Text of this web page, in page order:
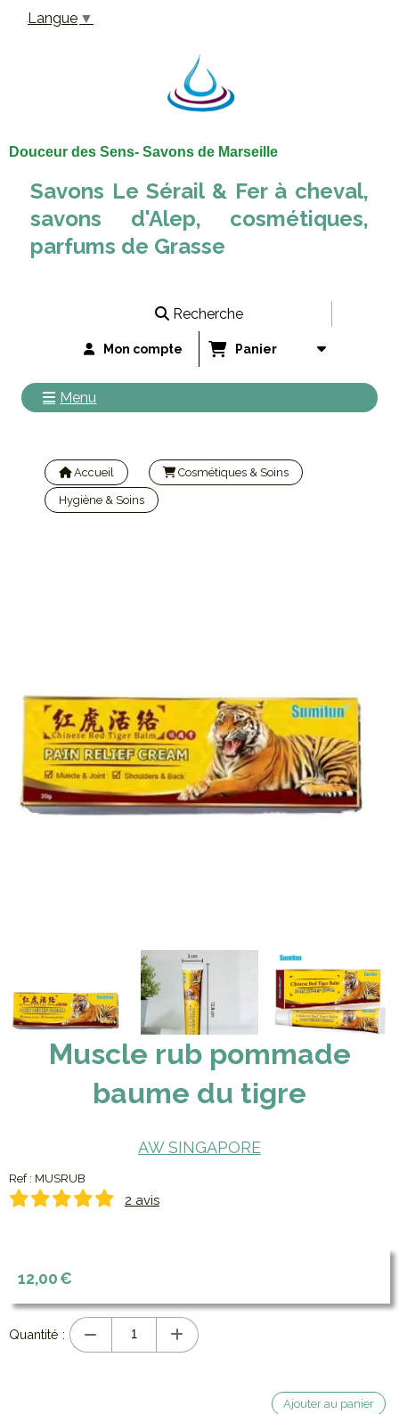
Douceur des Sens- Savons de Marseille
Savons Le Sérail & Fer à cheval,
savons d'Alep, cosmétiques,
parfums de Grasse
Recherche
Mon compte Panier
Menu
Accueil Cosmétiques & Soins
Hygiène & Soins
Muscle rub pommade
baume du tigre
AW SINGAPORE
Ref : MUSRUB
2 avis
12,00€
Quantité :
Ajouter au panier
Langue ▼